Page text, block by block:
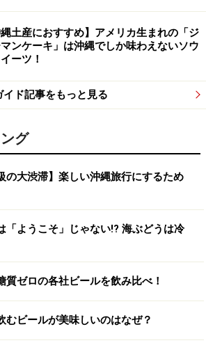
縄土産におすすめ】アメリカ生まれの「ジ
ンケーキ」は沖縄でしか味わえないソウ
ーツ！
イド記事をもっと見る
グ
の大渋滞】楽しい沖縄旅行にするため
「ようこそ」じゃない!? 海ぶどうは冷
質ゼロの各社ビールを飲み比べ！
むビールが美味しいのはなぜ？